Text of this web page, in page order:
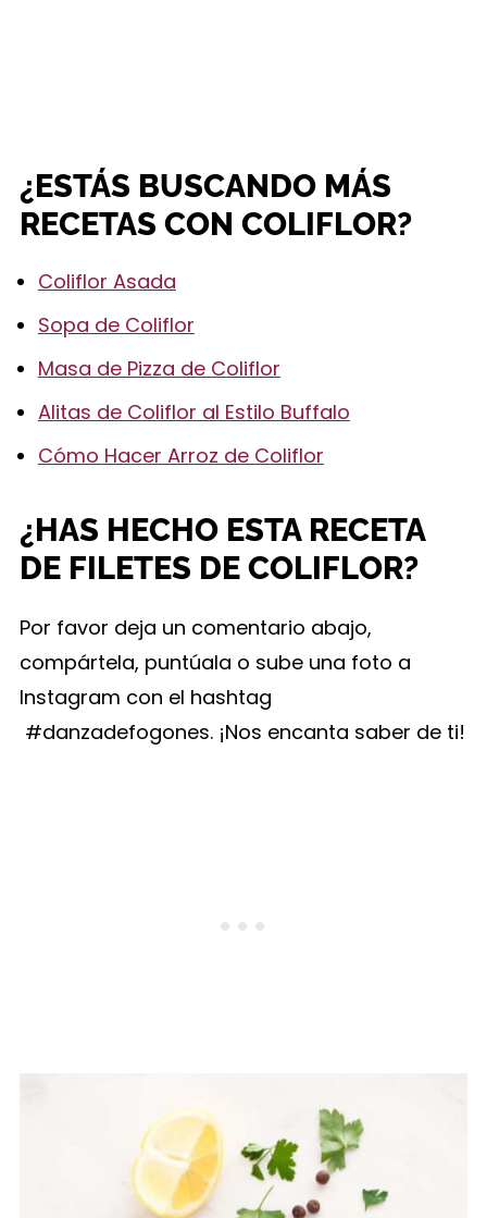
¿ESTÁS BUSCANDO MÁS
RECETAS CON COLIFLOR?
Coliflor Asada
Sopa de Coliflor
Masa de Pizza de Coliflor
Alitas de Coliflor al Estilo Buffalo
Cómo Hacer Arroz de Coliflor
¿HAS HECHO ESTA RECETA
DE FILETES DE COLIFLOR?
Por favor deja un comentario abajo,
compártela, puntúala o sube una foto a
Instagram con el hashtag
#danzadefogones. ¡Nos encanta saber de ti!